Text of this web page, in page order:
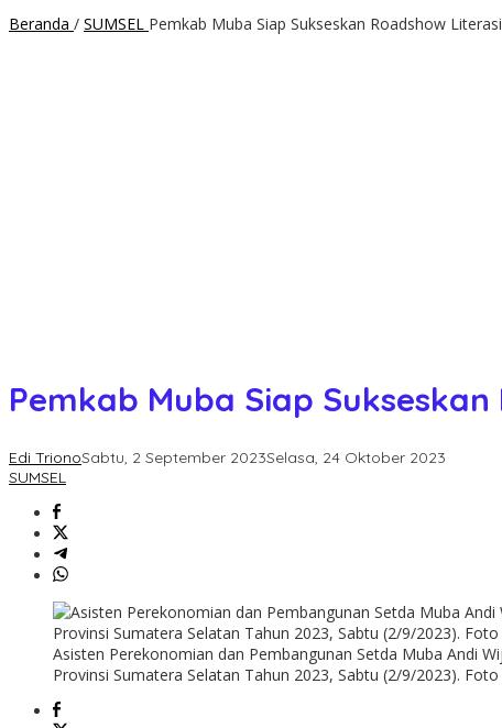
Beranda / SUMSEL Pemkab Muba Siap Sukseskan Roadshow
Pemkab Muba Siap
Edi TrionoSabtu, 2 September 2023Selasa, 24 Oktober 2023
SUMSEL
Asisten Perekonomian dan Pembangunan Setda Muba Andi
Provinsi Sumatera Selatan Tahun 2023, Sabtu (2/9/2023).